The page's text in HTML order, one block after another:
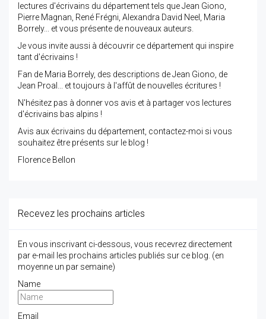
lectures d'écrivains du département tels que Jean Giono,
Pierre Magnan, René Frégni, Alexandra David Neel, Maria
Borrely... et vous présente de nouveaux auteurs.
Je vous invite aussi à découvrir ce département qui inspire
tant d'écrivains !
Fan de Maria Borrely, des descriptions de Jean Giono, de
Jean Proal... et toujours à l'affût de nouvelles écritures !
N'hésitez pas à donner vos avis et à partager vos lectures
d'écrivains bas alpins !
Avis aux écrivains du département, contactez-moi si vous
souhaitez être présents sur le blog !
Florence Bellon
Recevez les prochains articles
En vous inscrivant ci-dessous, vous recevrez directement
par e-mail les prochains articles publiés sur ce blog. (en
moyenne un par semaine)
Name
Email